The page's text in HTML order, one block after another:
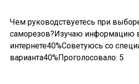
Чем руководствуетесь при
саморезов?Изучаю информацию
интернете40%Советуюсь со
варианта40%Проголосовало: 5